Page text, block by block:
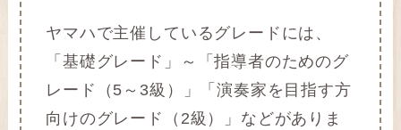
ヤマハで主催しているグレードには、
「基礎グレード」～「指導者のためのグ
レード（5～3級）」「演奏家を目指す方
向けのグレード（2級）」などがありま